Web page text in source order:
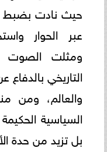
حيث نادت بضبط
عبر الحوار
ومثلت الصوت
التاريخي
والعالم، ومن
السياسية
بل تزيد من حدة